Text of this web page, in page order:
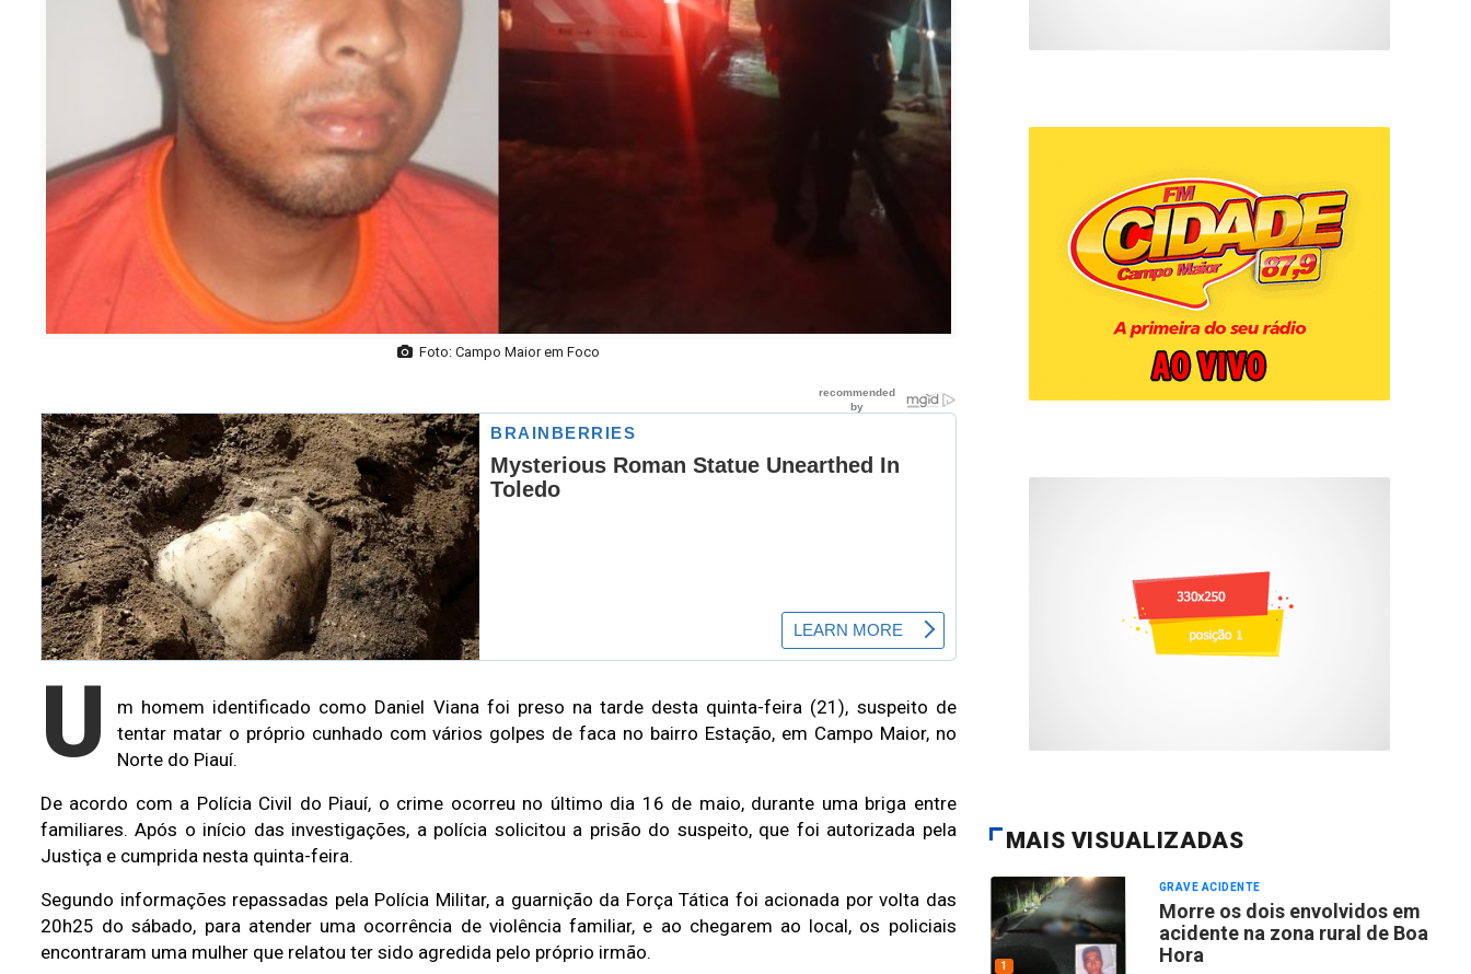
Foto: Campo Maior em Foco
U
m homem identificado como Daniel Viana foi preso na tarde desta quinta-feira (21), suspeito de
tentar matar o próprio cunhado com vários golpes de faca no bairro Estação, em Campo Maior, no
Norte do Piauí.
De acordo com a Polícia Civil do Piauí, o crime ocorreu no último dia 16 de maio, durante uma briga entre
familiares. Após o início das investigações, a polícia solicitou a prisão do suspeito, que foi autorizada pela
Justiça e cumprida nesta quinta-feira.
Segundo informações repassadas pela Polícia Militar, a guarnição da Força Tática foi acionada por volta das
20h25 do sábado, para atender uma ocorrência de violência familiar, e ao chegarem ao local, os policiais
encontraram uma mulher que relatou ter sido agredida pelo próprio irmão.
MAIS VISUALIZADAS
1
GRAVE ACIDENTE
Morre os dois envolvidos em
acidente na zona rural de Boa
Hora